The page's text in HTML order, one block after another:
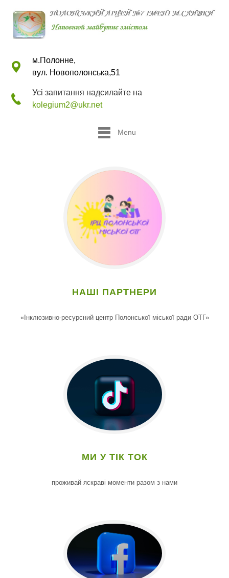
м.Полонне,
вул. Новополонська,51
Усі запитання надсилайте на
kolegium2@ukr.net
Menu
НАШІ ПАРТНЕРИ
«Інклюзивно-ресурсний центр Полонської міської ради ОТГ»
МИ У ТІК ТОК
проживай яскраві моменти разом з нами